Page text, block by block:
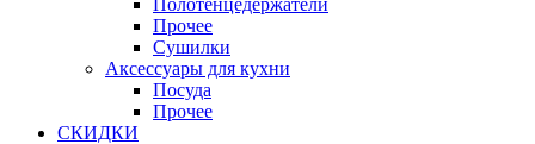
Полотенцедержатели
Прочее
Сушилки
Аксессуары для кухни
Посуда
Прочее
СКИДКИ